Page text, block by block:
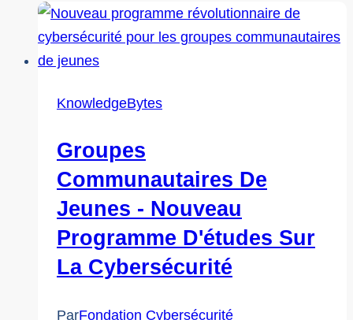
KnowledgeBytes
Groupes
Communautaires De
Jeunes - Nouveau
Programme D'études Sur
La Cybersécurité
ParFondation Cybersécurité